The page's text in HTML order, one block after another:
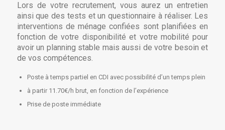
Lors de votre recrutement, vous aurez un entretien
ainsi que des tests et un questionnaire à réaliser. Les
interventions de ménage confiées sont planifiées en
fonction de votre disponibilité et votre mobilité pour
avoir un planning stable mais aussi de votre besoin et
de vos compétences.
Poste à temps partiel en CDI avec possibilité d’un temps plein
à partir 11.70€/h brut, en fonction de l’expérience
Prise de poste immédiate